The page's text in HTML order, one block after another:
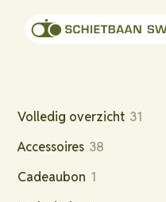
Volledig overzicht 31
Accessoires 38
Cadeaubon 1